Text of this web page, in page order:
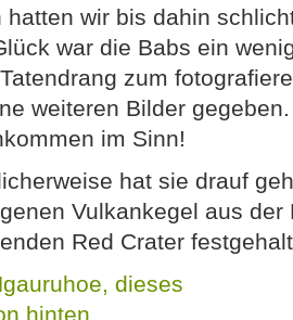
hatten wir bis dahin
war die Babs ein
zum
weiteren Bilder
im Sinn!
hat sie drauf
Vulkankegel aus der
Red Crater